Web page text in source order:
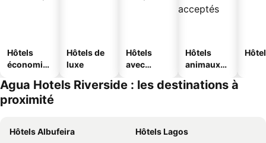
Hôtels
économiq
Hôtels de
luxe
Hôtels
avec
Hôtels
animaux
Agua Hotels Riverside : les destinations à
proximité
Hôtels Albufeira
Hôtels Lagos